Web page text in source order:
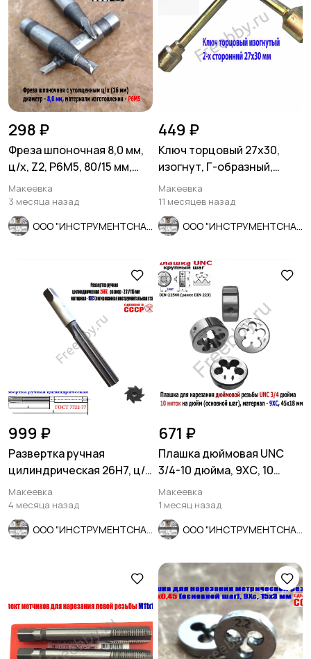
298 ₽
Фреза шпоночная 8,0 мм,
ц/х, Z2, Р6М5, 80/15 мм,
утолщ хв 16 мм, в/зав
Макеевка
3 месяца назад
449 ₽
Ключ торцовый 27х30,
изогнут, Г-образный,
оцинкован, сделано в
СССР.
Макеевка
11 месяцев назад
999 ₽
Развертка ручная
цилиндрическая 26Н7, ц/
х, 9ХС, 231/115 мм, Z8,
СССР.
Макеевка
4 месяца назад
671 ₽
Плашка дюймовая UNC
3/4-10 дюйма, 9ХС, 10
ниток на дюйм, 45/18 мм.
Макеевка
1 месяц назад